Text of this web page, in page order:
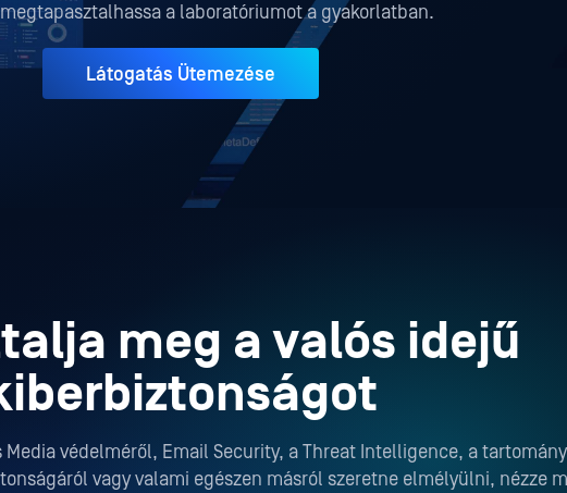
a laboratóriumot a gyakorlatban.
Látogatás Ütemezése
meg a valós idejű
védelméről, Email Security, a Threat Intelligence, a
vagy valami egészen másról szeretne elmélyülni, nézze